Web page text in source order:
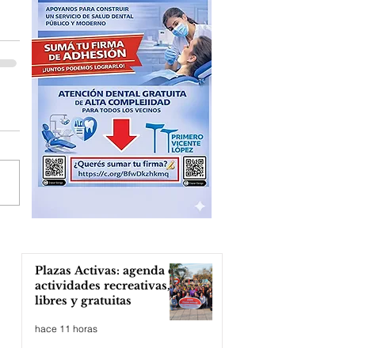
Plazas Activas: agenda de
actividades recreativas,
libres y gratuitas
hace 11 horas